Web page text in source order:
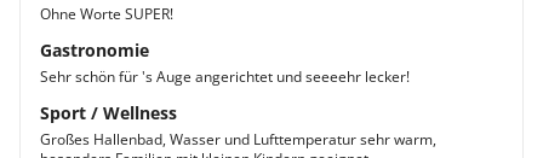
Ohne Worte SUPER!
Gastronomie
Sehr schön für 's Auge angerichtet und seeeehr lecker!
Sport / Wellness
Großes Hallenbad, Wasser und Lufttemperatur sehr warm,